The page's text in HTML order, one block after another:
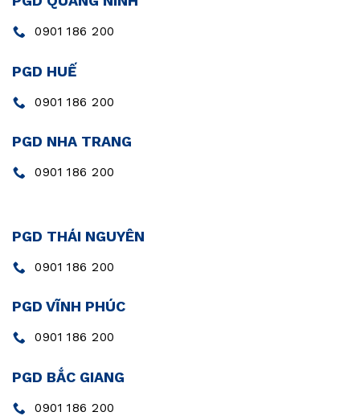
0901 186 200
PGD HUẾ
0901 186 200
PGD NHA TRANG
0901 186 200
PGD THÁI NGUYÊN
0901 186 200
PGD VĨNH PHÚC
0901 186 200
PGD BẮC GIANG
0901 186 200